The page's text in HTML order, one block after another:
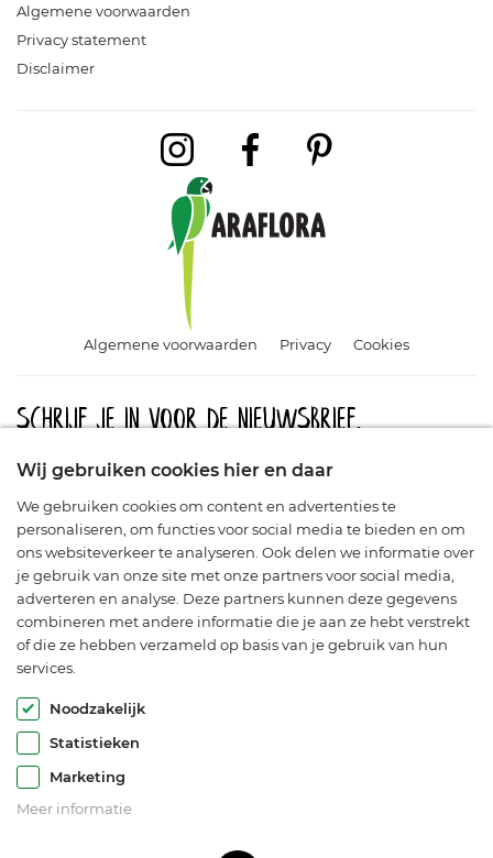
Algemene voorwaarden
Privacy statement
Disclaimer
Algemene voorwaarden Privacy Cookies
Schrijf je in voor de nieuwsbrief.
Meld u aan en blijf op de hoogte van aanbiedingen, promoties
Wij gebruiken cookies hier en daar
We gebruiken cookies om content en advertenties te
personaliseren, om functies voor social media te bieden en om
ons websiteverkeer te analyseren. Ook delen we informatie over
je gebruik van onze site met onze partners voor social media,
adverteren en analyse. Deze partners kunnen deze gegevens
combineren met andere informatie die je aan ze hebt verstrekt
of die ze hebben verzameld op basis van je gebruik van hun
services.
Noodzakelijk
Statistieken
Marketing
Meer informatie